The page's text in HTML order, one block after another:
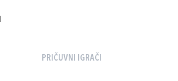
PRIČUVNI IGRAČI